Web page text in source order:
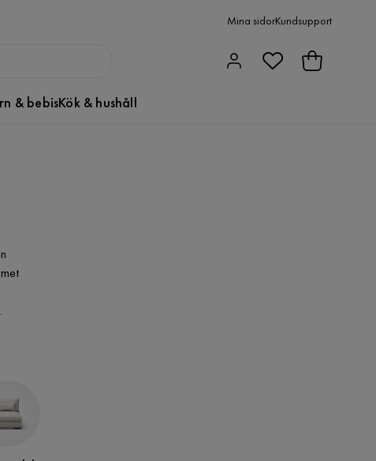
Mina sidorKundsupport
& bebisKök & hushåll